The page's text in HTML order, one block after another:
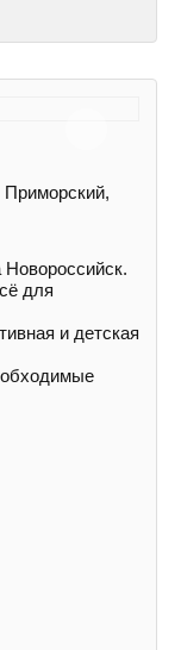
Приморский,
для
и детская